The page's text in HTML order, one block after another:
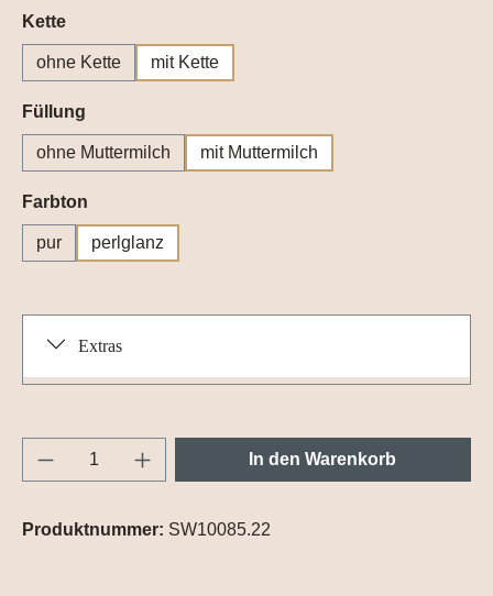
Ketteauswählen
ohne Kette mit Kette
Füllung
ohne Muttermilch mit Muttermilch
Farbton
pur perlglanz
Extras
Produkt Anzahl: Gib den gewünschten
In den Warenkorb
Produktnummer: SW10085.22